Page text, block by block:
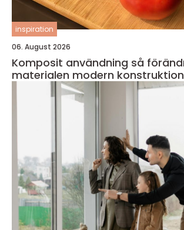
inspiration
06. August 2026
Komposit användning så förändrar
materialen modern konstruktion